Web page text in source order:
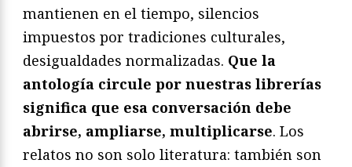
mantienen en el tiempo, silencios
impuestos por tradiciones culturales,
desigualdades normalizadas. Que la
antología circule por nuestras librerías
significa que esa conversación debe
abrirse, ampliarse, multiplicarse. Los
relatos no son solo literatura: también son